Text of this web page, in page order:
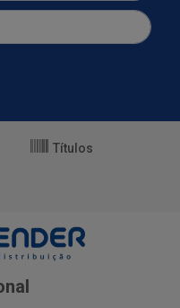
Títulos